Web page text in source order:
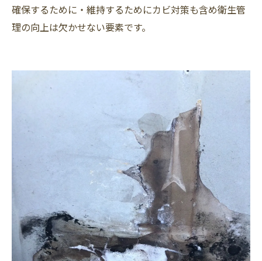
確保するために・維持するためにカビ対策も含め衛生管
理の向上は欠かせない要素です。